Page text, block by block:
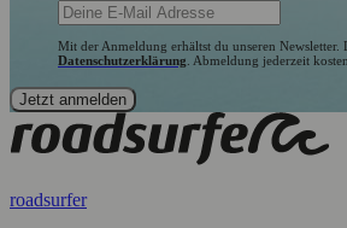
Mit der Anmeldung erhältst du unseren
Datenschutzerklärung . Abmeldung jederzeit
roadsurfer